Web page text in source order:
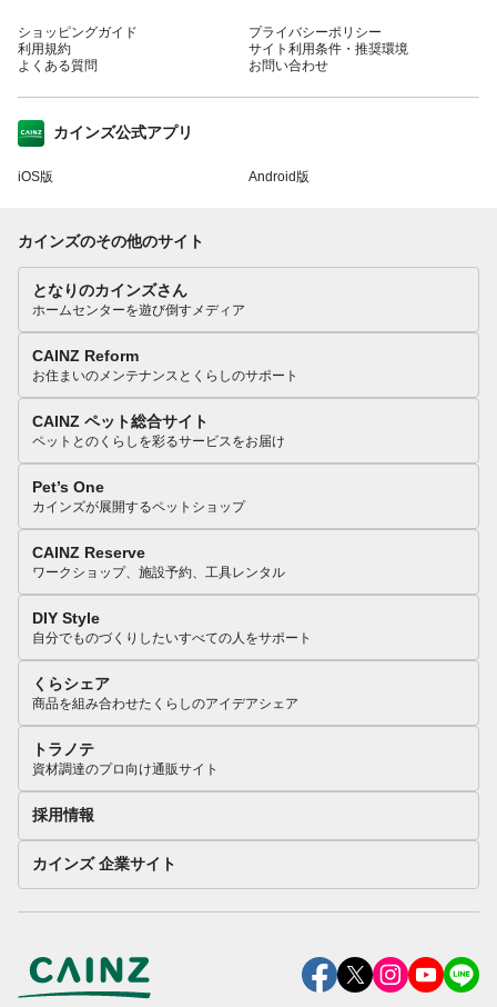
ショッピングガイド
利用規約
よくある質問
プライバシーポリシー
サイト利用条件・推奨環境
お問い合わせ
カインズ公式アプリ
iOS版 Android版
カインズのその他のサイト
となりのカインズさん
ホームセンターを遊び倒すメディア
CAINZ Reform
お住まいのメンテナンスとくらしのサポート
CAINZ ペット総合サイト
ペットとのくらしを彩るサービスをお届け
Pet’s One
カインズが展開するペットショップ
CAINZ Reserve
ワークショップ、施設予約、工具レンタル
DIY Style
自分でものづくりしたいすべての人をサポート
くらシェア
商品を組み合わせたくらしのアイデアシェア
トラノテ
資材調達のプロ向け通販サイト
採用情報
カインズ 企業サイト